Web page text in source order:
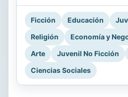
Ficción Educación
Religión
Economía y
Arte
Juvenil No Ficción
Ciencias Sociales